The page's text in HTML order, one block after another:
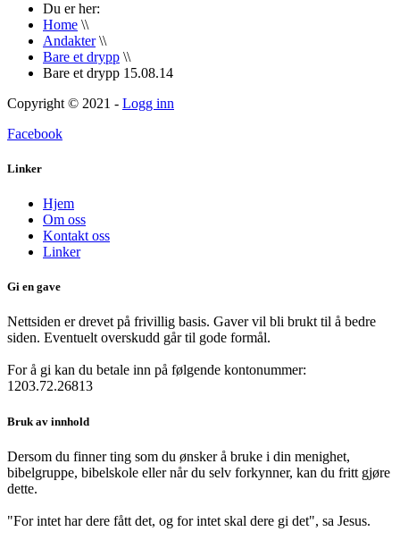
Du er her:
Home \\
Andakter \\
Bare et drypp \\
Bare et drypp 15.08.14
Copyright © 2021 - Logg inn
Facebook
Linker
Hjem
Om oss
Kontakt oss
Linker
Gi en gave
Nettsiden er drevet på frivillig basis. Gaver vil bli brukt til å bedre
siden. Eventuelt overskudd går til gode formål.
For å gi kan du betale inn på følgende kontonummer:
1203.72.26813
Bruk av innhold
Dersom du finner ting som du ønsker å bruke i din menighet,
bibelgruppe, bibelskole eller når du selv forkynner, kan du fritt gjøre
dette.
"For intet har dere fått det, og for intet skal dere gi det", sa Jesus.